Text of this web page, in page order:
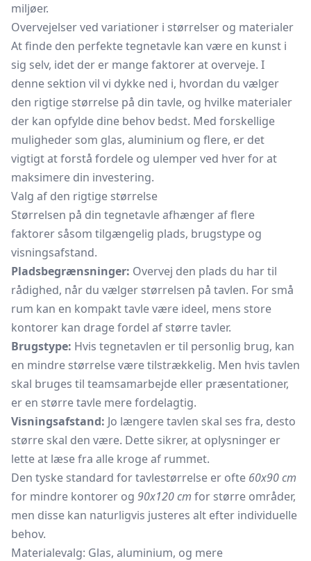
miljøer.
Overvejelser ved variationer i størrelser og materialer
At finde den perfekte tegnetavle kan være en kunst i
sig selv, idet der er mange faktorer at overveje. I
denne sektion vil vi dykke ned i, hvordan du vælger
den rigtige størrelse på din tavle, og hvilke materialer
der kan opfylde dine behov bedst. Med forskellige
muligheder som glas, aluminium og flere, er det
vigtigt at forstå fordele og ulemper ved hver for at
maksimere din investering.
Valg af den rigtige størrelse
Størrelsen på din tegnetavle afhænger af flere
faktorer såsom tilgængelig plads, brugstype og
visningsafstand.
Pladsbegrænsninger: Overvej den plads du har til
rådighed, når du vælger størrelsen på tavlen. For små
rum kan en kompakt tavle være ideel, mens store
kontorer kan drage fordel af større tavler.
Brugstype: Hvis tegnetavlen er til personlig brug, kan
en mindre størrelse være tilstrækkelig. Men hvis tavlen
skal bruges til teamsamarbejde eller præsentationer,
er en større tavle mere fordelagtig.
Visningsafstand: Jo længere tavlen skal ses fra, desto
større skal den være. Dette sikrer, at oplysninger er
lette at læse fra alle kroge af rummet.
Den tyske standard for tavlestørrelse er ofte 60x90 cm
for mindre kontorer og 90x120 cm for større områder,
men disse kan naturligvis justeres alt efter individuelle
behov.
Materialevalg: Glas, aluminium, og mere